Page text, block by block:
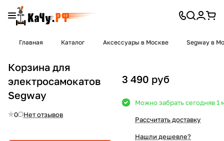
Главная Каталог Аксессуары в Москве Segway в
Корзина для
электросамокатов
Segway
0 Нет отзывов
3 490 руб
Можно забрать сегодняв 1
Рассчитать доставку
Нашли дешевле?